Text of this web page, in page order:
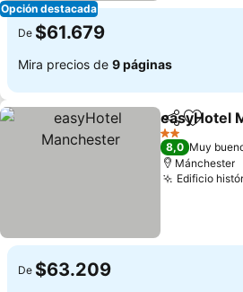
Opción destacada
De $61.679
Mira precios de 9 páginas
Compartir
easyHotel
2 Estrellas
8,0 Muy
Mánchester
Edificio
De $63.209